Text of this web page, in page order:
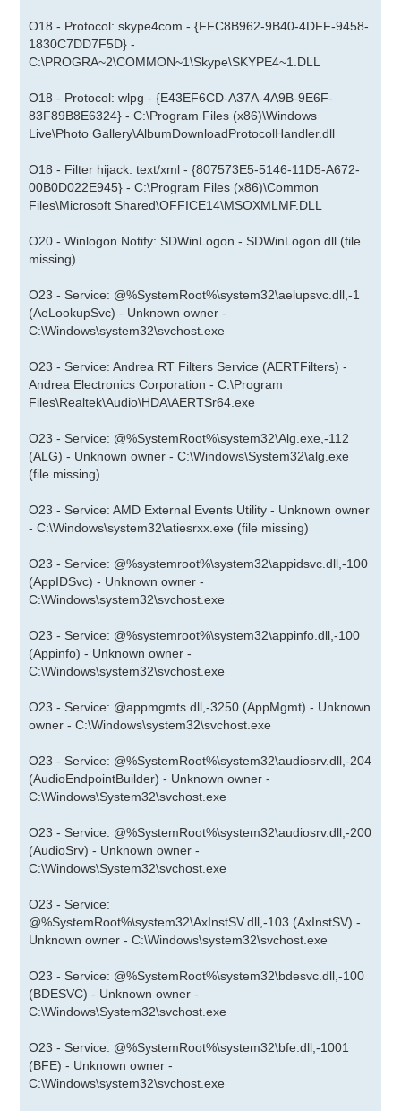
O18 - Protocol: skype4com - {FFC8B962-9B40-4DFF-9458-
1830C7DD7F5D} -
C:\PROGRA~2\COMMON~1\Skype\SKYPE4~1.DLL
O18 - Protocol: wlpg - {E43EF6CD-A37A-4A9B-9E6F-
83F89B8E6324} - C:\Program Files (x86)\Windows
Live\Photo Gallery\AlbumDownloadProtocolHandler.dll
O18 - Filter hijack: text/xml - {807573E5-5146-11D5-A672-
00B0D022E945} - C:\Program Files (x86)\Common
Files\Microsoft Shared\OFFICE14\MSOXMLMF.DLL
O20 - Winlogon Notify: SDWinLogon - SDWinLogon.dll (file
missing)
O23 - Service: @%SystemRoot%\system32\aelupsvc.dll,-1
(AeLookupSvc) - Unknown owner -
C:\Windows\system32\svchost.exe
O23 - Service: Andrea RT Filters Service (AERTFilters) -
Andrea Electronics Corporation - C:\Program
Files\Realtek\Audio\HDA\AERTSr64.exe
O23 - Service: @%SystemRoot%\system32\Alg.exe,-112
(ALG) - Unknown owner - C:\Windows\System32\alg.exe
(file missing)
O23 - Service: AMD External Events Utility - Unknown owner
- C:\Windows\system32\atiesrxx.exe (file missing)
O23 - Service: @%systemroot%\system32\appidsvc.dll,-100
(AppIDSvc) - Unknown owner -
C:\Windows\system32\svchost.exe
O23 - Service: @%systemroot%\system32\appinfo.dll,-100
(Appinfo) - Unknown owner -
C:\Windows\system32\svchost.exe
O23 - Service: @appmgmts.dll,-3250 (AppMgmt) - Unknown
owner - C:\Windows\system32\svchost.exe
O23 - Service: @%SystemRoot%\system32\audiosrv.dll,-204
(AudioEndpointBuilder) - Unknown owner -
C:\Windows\System32\svchost.exe
O23 - Service: @%SystemRoot%\system32\audiosrv.dll,-200
(AudioSrv) - Unknown owner -
C:\Windows\System32\svchost.exe
O23 - Service:
@%SystemRoot%\system32\AxInstSV.dll,-103 (AxInstSV) -
Unknown owner - C:\Windows\system32\svchost.exe
O23 - Service: @%SystemRoot%\system32\bdesvc.dll,-100
(BDESVC) - Unknown owner -
C:\Windows\System32\svchost.exe
O23 - Service: @%SystemRoot%\system32\bfe.dll,-1001
(BFE) - Unknown owner -
C:\Windows\system32\svchost.exe